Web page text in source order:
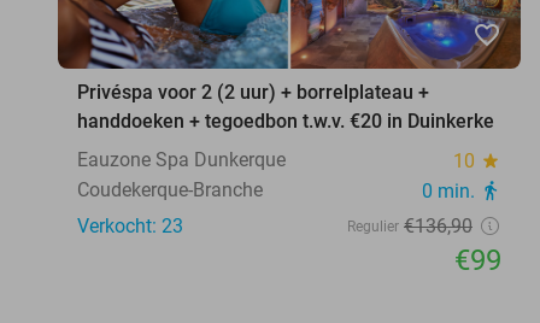
favorite_border
Privéspa voor 2 (2 uur) + borrelplateau +
handdoeken + tegoedbon t.w.v. €20 in Duinkerke
Eauzone Spa Dunkerque
10 star
Coudekerque-Branche 0 min. directions_walk
Verkocht: 23 Regulier €136,90
€99